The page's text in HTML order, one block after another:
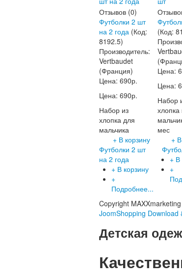
Отзывов (0)
Футболки 2 шт
на 2 года (Код:
8192.5)
Производитель:
Vertbaudet
(Франция)
Цена: 690р.
Цена: 690р.
Набор из
хлопка для
мальчика
+ В корзину
Футболки 2 шт
на 2 года
+ В корзину
+
Подробнее...
(Код:
Цена:
Цена:
Набор
хлопка
мес
+
+ В
+
Copyright
JoomShopping Download
Детская